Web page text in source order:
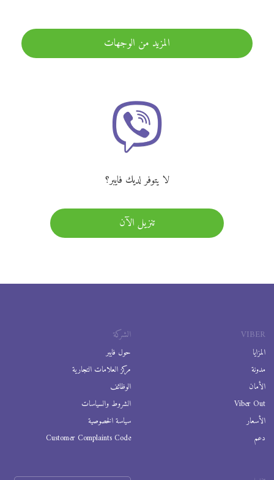
المزيد من الوجهات
لا يتوفر لديك فايبر؟
تنزيل الآن
VIBER
المزايا
مدونة
الأمان
Viber Out
الأسعار
دعم
الشركة
حول فايبر
مركز العلامات التجارية
الوظائف
الشروط والسياسات
سياسة الخصوصية
Customer Complaints Code